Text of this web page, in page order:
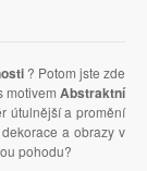
? Potom jste zde
motivem Abstraktní
útulnější a promění
a obrazy v
pohodu?